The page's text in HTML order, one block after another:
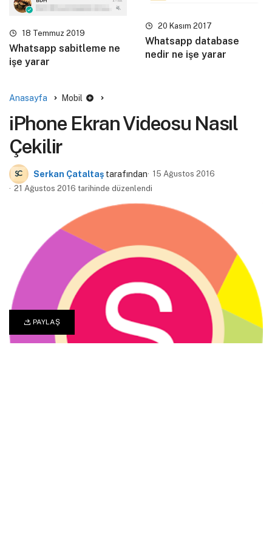
PAYLAŞ
18 Temmuz 2019
Whatsapp sabitleme ne
işe yarar
20 Kasım 2017
Whatsapp database
nedir ne işe yarar
Anasayfa Mobil
iPhone Ekran Videosu Nasıl
Çekilir
Serkan Çataltaş tarafından
15 Ağustos 2016
21 Ağustos 2016 tarihinde düzenlendi